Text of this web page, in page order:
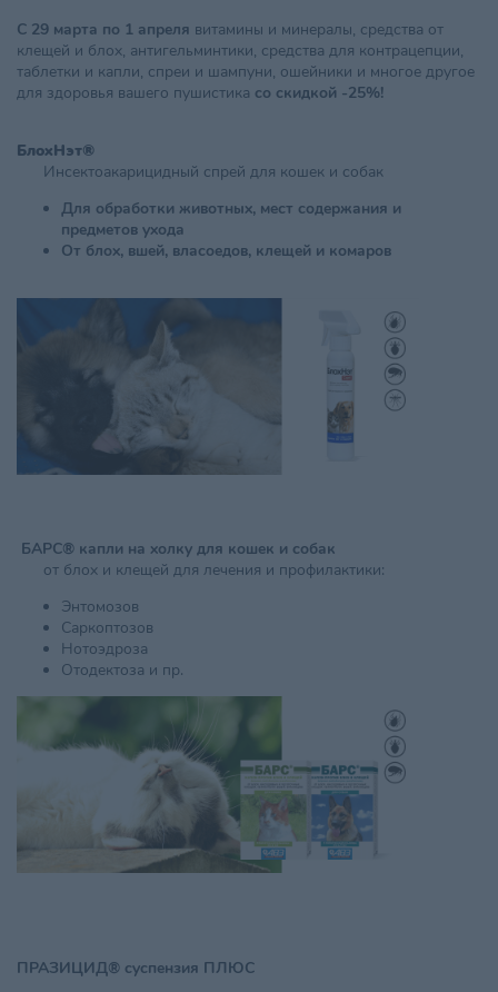
С 29 марта по 1 апреля витамины и минералы, средства от
клещей и блох, антигельминтики, средства для контрацепции,
таблетки и капли, спреи и шампуни, ошейники и многое другое
для здоровья вашего пушистика со скидкой -25%!
БлохНэт®
Инсектоакарицидный спрей для кошек и собак
Для обработки животных, мест содержания и
предметов ухода
От блох, вшей, власоедов, клещей и комаров
БАРС® капли на холку для кошек и собак
от блох и клещей для лечения и профилактики:
Энтомозов
Саркоптозов
Нотоэдроза
Отодектоза и пр.
ПРАЗИЦИД® суспензия ПЛЮС